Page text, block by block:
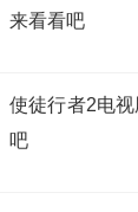
来看看吧
使徒行者2电
吧